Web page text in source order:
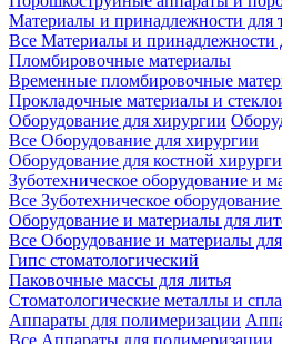
Материалы и принадлежности для
Все Материалы и принадлежности
Пломбировочные материалы
Временные пломбировочные
Прокладочные материалы и
Оборудование для хирургии
Все Оборудование для хирургии
Оборудование для костной
Зуботехническое оборудование и
Все Зуботехническое
Оборудование и материалы для
Все Оборудование и материалы
Гипс стоматологический
Паковочные массы для литья
Стоматологические металлы и
Аппараты для полимеризации
Все Аппараты для полимеризации